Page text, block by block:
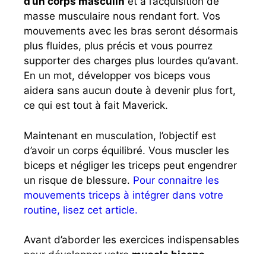
masse musculaire nous rendant fort. Vos
mouvements avec les bras seront désormais
plus fluides, plus précis et vous pourrez
supporter des charges plus lourdes qu’avant.
En un mot, développer vos biceps vous
aidera sans aucun doute à devenir plus fort,
ce qui est tout à fait Maverick.
Maintenant en musculation, l’objectif est
d’avoir un corps équilibré. Vous muscler les
biceps et négliger les triceps peut engendrer
un risque de blessure. Pour connaitre les
mouvements triceps à intégrer dans votre
routine, lisez cet article.
Avant d’aborder les exercices indispensables